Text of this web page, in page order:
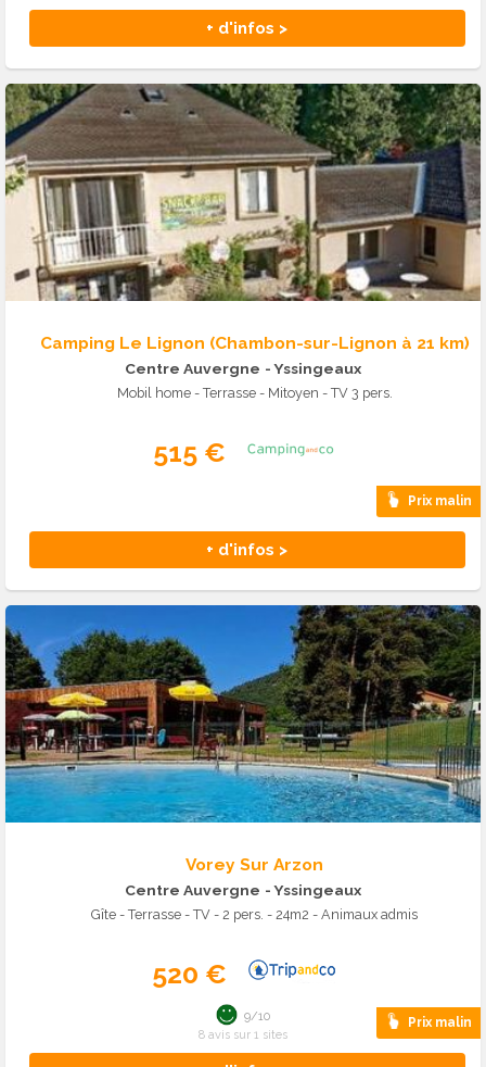
+ d'infos >
Camping Le Lignon (Chambon-sur-Lignon à 21 km)
Centre Auvergne - Yssingeaux
Mobil home - Terrasse - Mitoyen - TV 3 pers.
515 €
Prix malin
+ d'infos >
Vorey Sur Arzon
Centre Auvergne - Yssingeaux
Gîte - Terrasse - TV - 2 pers. - 24m2 - Animaux admis
520 €
Prix malin
9/10
8 avis sur 1 sites